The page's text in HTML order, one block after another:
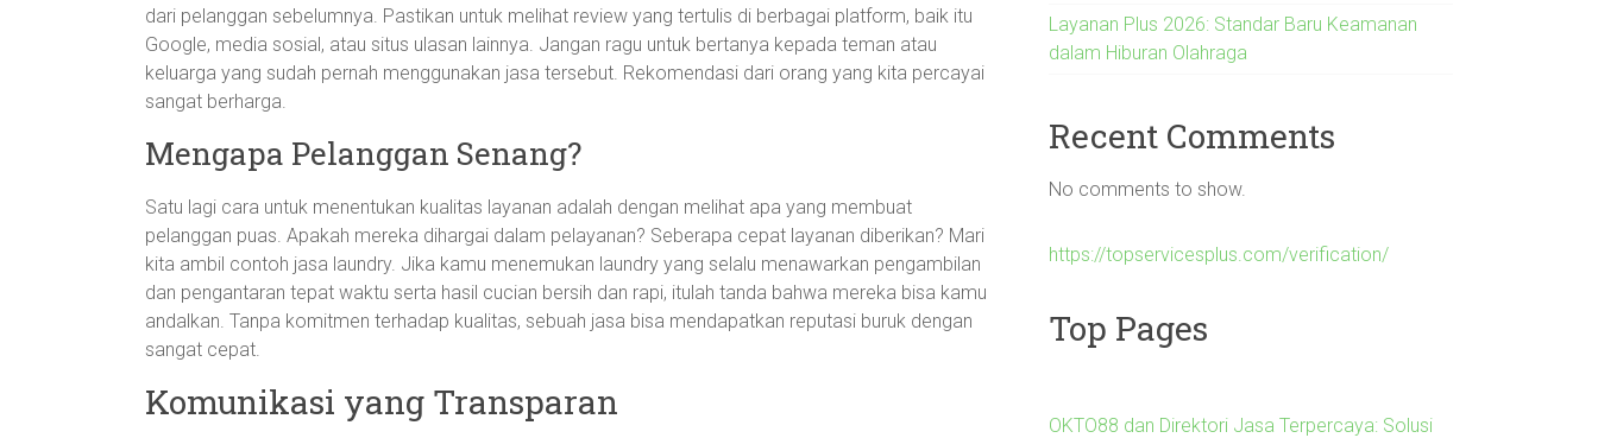
dari pelanggan sebelumnya. Pastikan untuk melihat review yang tertulis di berbagai platform, baik itu
Google, media sosial, atau situs ulasan lainnya. Jangan ragu untuk bertanya kepada teman atau
keluarga yang sudah pernah menggunakan jasa tersebut. Rekomendasi dari orang yang kita percayai
sangat berharga.
Mengapa Pelanggan Senang?
Satu lagi cara untuk menentukan kualitas layanan adalah dengan melihat apa yang membuat
pelanggan puas. Apakah mereka dihargai dalam pelayanan? Seberapa cepat layanan diberikan? Mari
kita ambil contoh jasa laundry. Jika kamu menemukan laundry yang selalu menawarkan pengambilan
dan pengantaran tepat waktu serta hasil cucian bersih dan rapi, itulah tanda bahwa mereka bisa kamu
andalkan. Tanpa komitmen terhadap kualitas, sebuah jasa bisa mendapatkan reputasi buruk dengan
sangat cepat.
Komunikasi yang Transparan
Layanan Plus 2026: Standar Baru Keamanan
dalam Hiburan Olahraga
Recent Comments
No comments to show.
https://topservicesplus.com/verification/
Top Pages
OKTO88 dan Direktori Jasa Terpercaya: Solusi